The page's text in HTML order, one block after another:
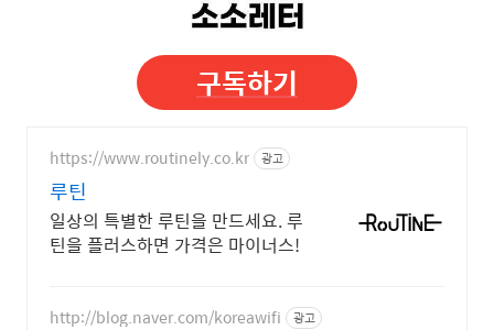
구독하기
https://www.routinely.co.kr 광고
루틴
일상의 특별한 루틴을 만드세요. 루
틴을 플러스하면 가격은 마이너스!
http://blog.naver.com/koreawifi 광고